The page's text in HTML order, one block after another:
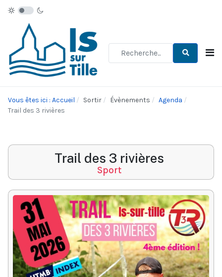
Vous êtes ici : Accueil Sortir Évènements
Agenda
Trail des 3 rivières
Trail des 3 rivières
Sport